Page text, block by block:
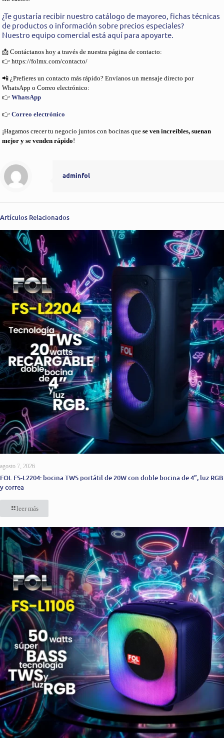
¿Te gustaría recibir nuestro catálogo de mayoreo, fichas técnicas
de productos o información sobre precios especiales?
Nuestro equipo comercial está aquí para apoyarte.
📩 Contáctanos hoy a través de nuestra página de contacto:
👉 https://folmx.com/contacto/
📲 ¿Prefieres un contacto más rápido? Envíanos un mensaje directo por
WhatsApp o Correo electrónico:
👉WhatsApp
👉Correo electrónico
¡Hagamos crecer tu negocio juntos con bocinas quese ven increíbles, suenan
mejor y se venden rápido!
adminfol
Artículos Relacionados
agosto 7, 2026
FOL FS-L2204: bocina TWS portátil de 20W con doble bocina de 4”, luz RGB
y correa
leer más